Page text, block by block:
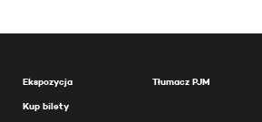
Ekspozycja
Kup bilety
Tłumacz PJM